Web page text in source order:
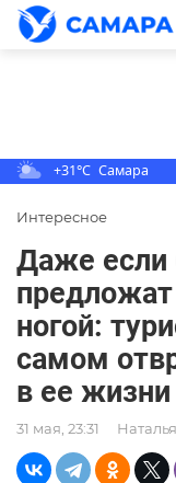
+31°C Самара
Интересное
Даже если
предложат
ногой:
самом
в ее жизни
31 мая, 23:31